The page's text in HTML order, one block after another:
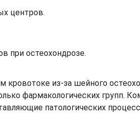
центров.
при остеохондрозе.
кровотоке из-за шейного
фармакологических групп.
патологических